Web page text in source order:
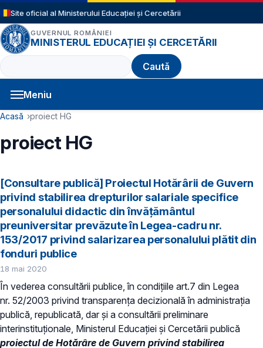
Sari la conținutul principal
Site oficial al Ministerului Educației și Cercetării
GUVERNUL ROMÂNIEI
MINISTERUL EDUCAȚIEI ȘI CERCETĂRII
Caută
Meniu
Navigație principală
Cale de navigare
Acasă proiect HG
proiect HG
[Consultare publică] Proiectul Hotărârii de Guvern
privind stabilirea drepturilor salariale specifice
personalului didactic din învățământul
preuniversitar prevăzute în Legea-cadru nr.
153/2017 privind salarizarea personalului plătit din
fonduri publice
18 mai 2020
În vederea consultării publice, în condiţiile art.7 din Legea
nr. 52/2003 privind transparenţa decizională în administraţia
publică, republicată, dar și a consultării preliminare
interinstituționale, Ministerul Educaţiei și Cercetării publică
proiectul de Hotărâre de Guvern privindstabilirea